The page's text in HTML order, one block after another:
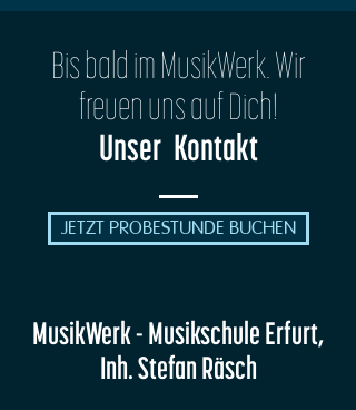
Bis bald im MusikWerk. Wir
freuen uns auf Dich!
Unser Kontakt
JETZT PROBESTUNDE BUCHEN
MusikWerk - Musikschule Erfurt,
Inh. Stefan Räsch